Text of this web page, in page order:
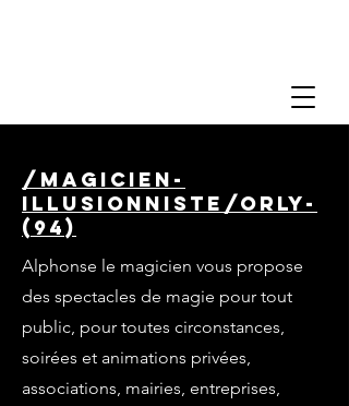
/magicien-
illusionniste/orly-
(94)
Alphonse le magicien vous propose
des spectacles de magie pour tout
public, pour toutes circonstances,
soirées et animations privées,
associations, mairies, entreprises,